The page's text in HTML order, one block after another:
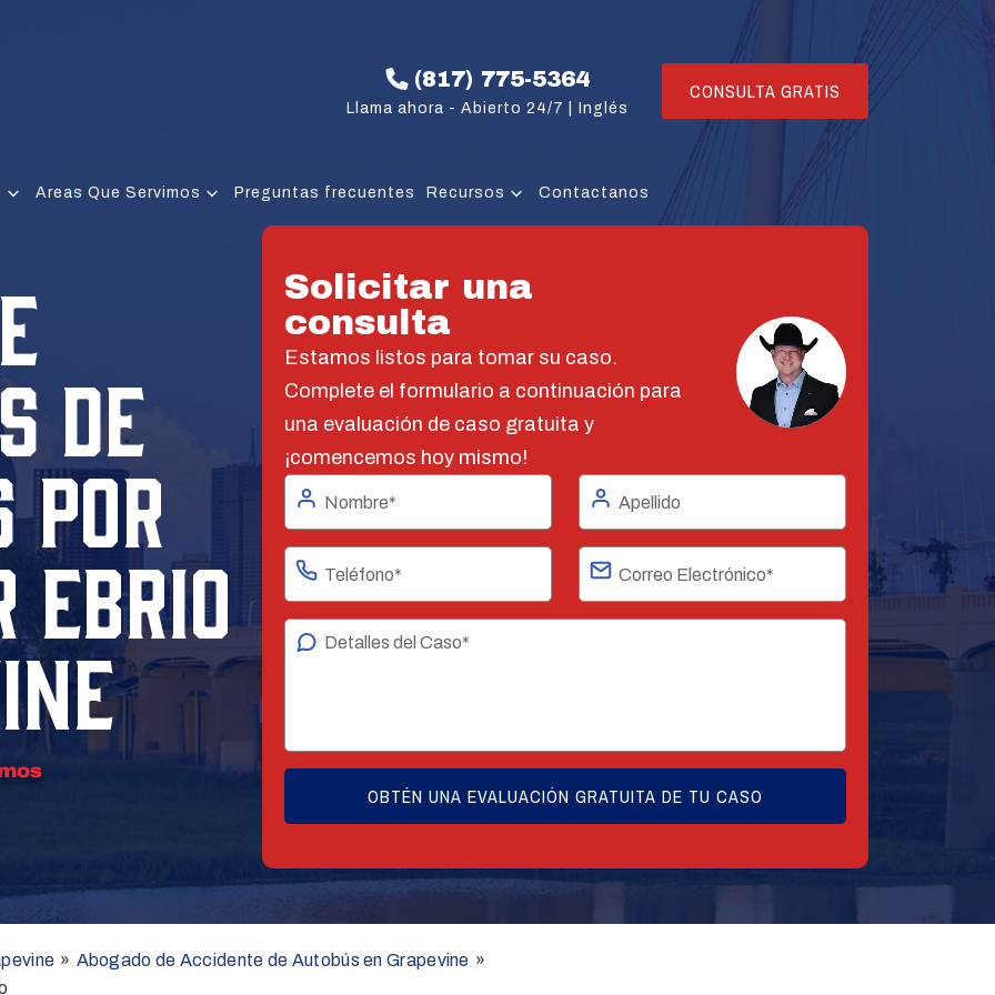
(817) 775-5364
Llama ahora - Abierto 24/7 | Inglés
CONSULTA GRATIS
Areas Que Servimos Preguntas frecuentes Recursos Contactanos
DE
POR
EBRIO
Solicitar una
consulta
Estamos listos para tomar su caso.
Complete el formulario a continuación para
una evaluación de caso gratuita y
¡comencemos hoy mismo!
» Abogado de Accidente de Autobús en Grapevine »